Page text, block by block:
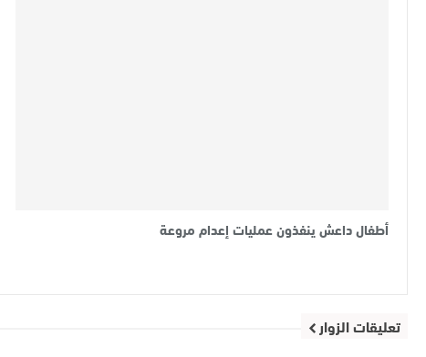
أطفال داعش ينفذون عمليات إعدام مروعة
تعليقات الزوار